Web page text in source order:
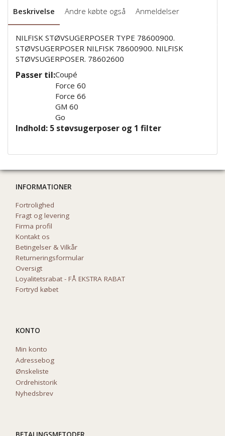
Beskrivelse Andre købte også Anmeldelser
NILFISK STØVSUGERPOSER TYPE 78600900.
STØVSUGERPOSER NILFISK 78600900. NILFISK
STØVSUGERPOSER. 78602600
Passer til:Coupé
Force 60
Force 66
GM 60
Go
Indhold: 5 støvsugerposer og 1 filter
INFORMATIONER
Fortrolighed
Fragt og levering
Firma profil
Kontakt os
Betingelser & Vilkår
Returneringsformular
Oversigt
Loyalitetsrabat - FÅ EKSTRA RABAT
Fortryd købet
KONTO
Min konto
Adressebog
Ønskeliste
Ordrehistorik
Nyhedsbrev